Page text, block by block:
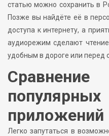
статью можно сохранить в
Позже вы найдёте её в
доступа к интернету, а
аудиорежим сделают
удобным в дороге или перед
Сравнение
приложений
Легко запутаться в